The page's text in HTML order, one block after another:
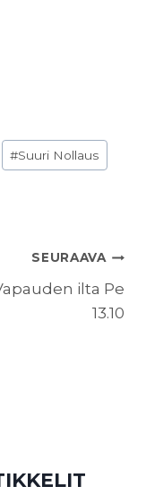
#Suuri Nollaus
SEURAAVA
ilta Pe
13.10